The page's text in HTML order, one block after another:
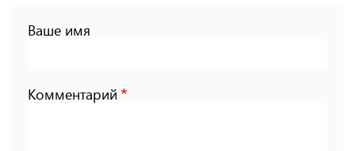
Ваше имя
Комментарий